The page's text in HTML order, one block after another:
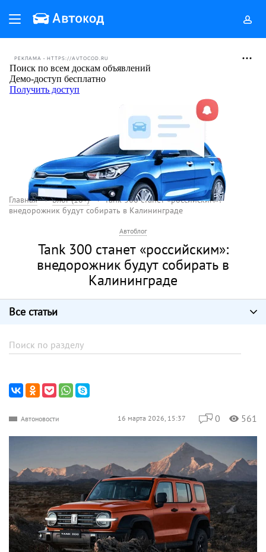
РЕКЛАМА • HTTPS://AVTOCOD.RU
Главная Блог (18+)
Tank 300 станет «российским»:
внедорожник будут собирать в Калининграде
Автоблог
Tank 300 станет «российским»:
внедорожник будут собирать в
Калининграде
Все статьи
Автоновости 16 марта 2026, 15:37 0 561